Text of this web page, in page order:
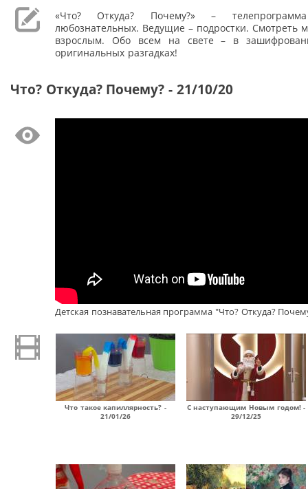
«Что? Откуда? Почему?» –
любознательных. Ведущие – подростки. Смотреть
взрослым. Обо всем на свете – в
оригинальных разгадках!
Что? Откуда? Почему? - 21/10/20
Детская познавательная программа "Что? Откуда?
Что такое капиллярность? -
21/01/26
С наступающим Новым годом! -
29/12/25